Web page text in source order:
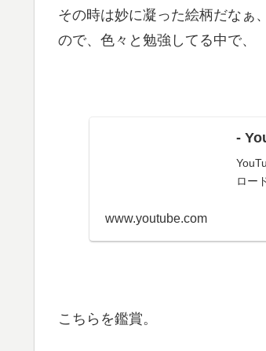
その時は妙に凝った絵柄だなぁ
ので、色々と勉強してる中で、
-
ロー
www.youtube.com
こちらを鑑賞。